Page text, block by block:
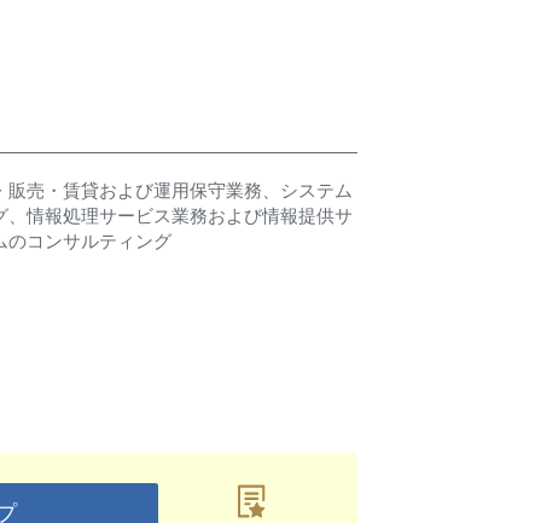
売・賃貸および運用保守業務、システム
情報処理サービス業務および情報提供サ
のコンサルティング